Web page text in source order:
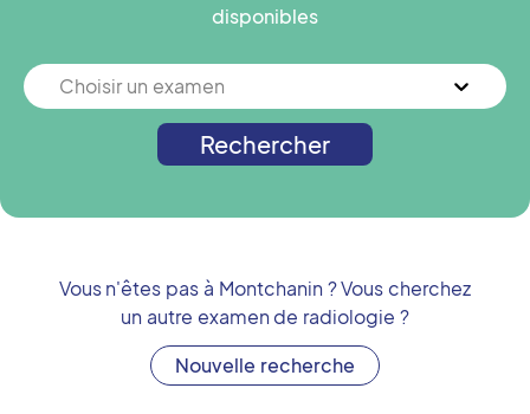
disponibles
Choisir un examen
Rechercher
Vous n'êtes pas à Montchanin? Vous cherchez
un autre examen de radiologie ?
Nouvelle recherche